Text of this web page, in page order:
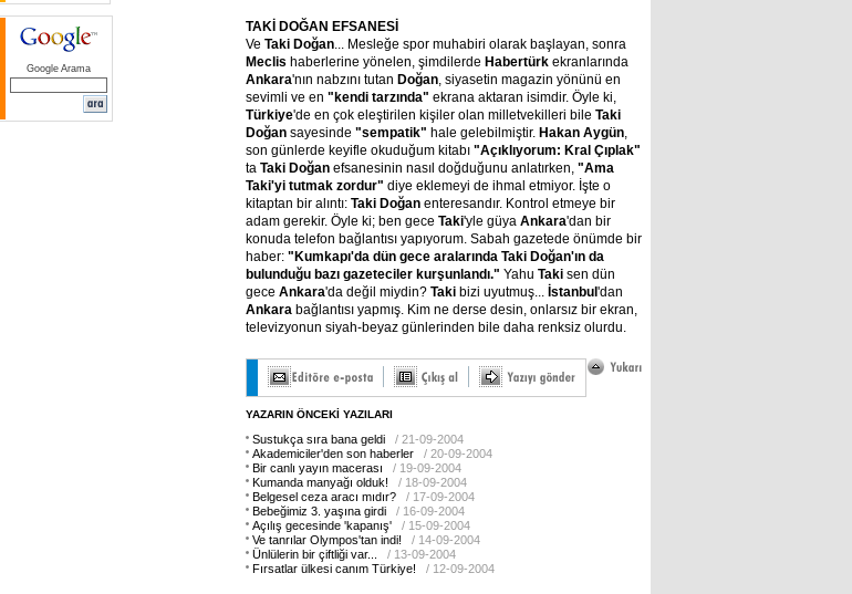
Google Arama
TAKİ DOĞAN EFSANESİ
Ve Taki Doğan ... Mesleğe spor muhabiri olarak başlayan, sonra
Meclis haberlerine yönelen, şimdilerde Habertürk ekranlarında
Ankara'nın nabzını tutan Doğan , siyasetin magazin yönünü en
sevimli ve en "kendi tarzında" ekrana aktaran isimdir. Öyle ki,
Türkiye'de en çok eleştirilen kişiler olan milletvekilleri bile Taki
Doğan sayesinde "sempatik" hale gelebilmiştir. Hakan Aygün
son günlerde keyifle okuduğum kitabı "Açıklıyorum: Kral Çıplak"
ta Taki Doğan efsanesinin nasıl doğduğunu anlatırken, "Ama
Taki'yi tutmak zordur" diye eklemeyi de ihmal etmiyor. İşte o
kitaptan bir alıntı: Taki Doğan enteresandır. Kontrol etmeye bir
adam gerekir. Öyle ki; ben gece Taki'yle güya Ankara'dan bir
konuda telefon bağlantısı yapıyorum. Sabah gazetede önümde bir
haber: "Kumkapı'da dün gece aralarında Taki Doğan'ın da
bulunduğu bazı gazeteciler kurşunlandı." Yahu Taki sen dün
gece Ankara'da değil miydin? Taki bizi uyutmuş... İstanbul'dan
Ankara bağlantısı yapmış. Kim ne derse desin, onlarsız bir ekran,
televizyonun siyah-beyaz günlerinden bile daha renksiz olurdu.
YAZARIN ÖNCEKİ YAZILARI
Sustukça sıra bana geldi
/ 21-09-2004
Akademiciler'den son haberler
/ 20-09-2004
Bir canlı yayın macerası
/ 19-09-2004
Kumanda manyağı olduk!
/ 18-09-2004
Belgesel ceza aracı mıdır?
/ 17-09-2004
Bebeğimiz 3. yaşına girdi
/ 16-09-2004
Açılış gecesinde 'kapanış'
/ 15-09-2004
Ve tanrılar Olympos'tan indi!
/ 14-09-2004
Ünlülerin bir çiftliği var...
/ 13-09-2004
Fırsatlar ülkesi canım Türkiye!
/ 12-09-2004